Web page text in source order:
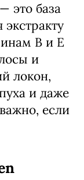
это база
B и E
и
локон,
и даже
если